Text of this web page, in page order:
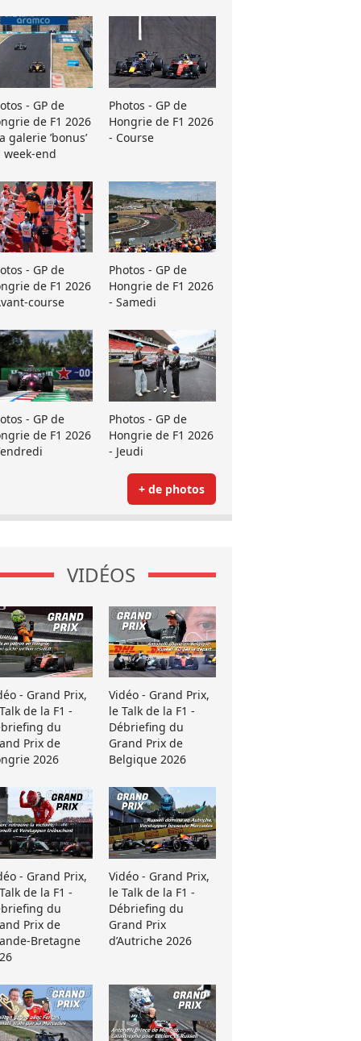
- GP de
de F1 2026
galerie ’bonus’
week-end
Photos - GP de
Hongrie de F1 2026
- Course
- GP de
de F1 2026
course
Photos - GP de
Hongrie de F1 2026
- Samedi
- GP de
de F1 2026
Photos - GP de
Hongrie de F1 2026
- Jeudi
+ de photos
VIDÉOS
- Grand Prix,
de la F1 -
du
Prix de
2026
Vidéo - Grand Prix,
le Talk de la F1 -
Débriefing du
Grand Prix de
Belgique 2026
- Grand Prix,
de la F1 -
du
Prix de
Bretagne
Vidéo - Grand Prix,
le Talk de la F1 -
Débriefing du
Grand Prix
d’Autriche 2026